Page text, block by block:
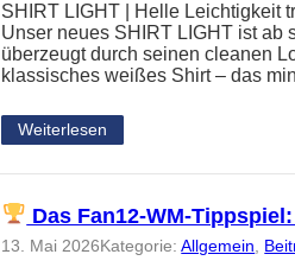
SHIRT LIGHT | Helle Leichtigkeit
Unser neues SHIRT LIGHT ist ab
überzeugt durch seinen cleanen
klassisches weißes Shirt – das
Weiterlesen
Das Fan12-WM-
13. Mai 2026Kategorie:Allgemein